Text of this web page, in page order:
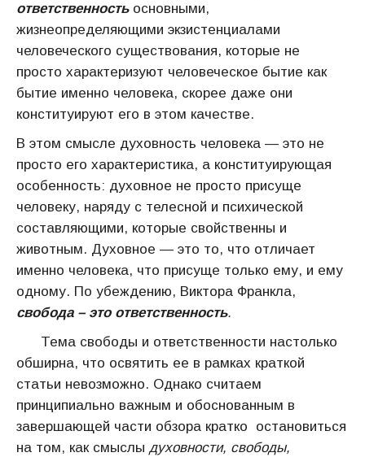
ответственностьосновными,
жизнеопределяющими экзистенциалами
человеческого существования, которые не
просто характеризуют человеческое бытие как
бытие именно человека, скорее даже они
конституируют его в этом качестве.
В этом смысле духовность человека — это не
просто его характеристика, а конституирующая
особенность: духовное не просто присуще
человеку, наряду с телесной и психической
составляющими, которые свойственны и
животным. Духовное — это то, что отличает
именно человека, что присуще только ему, и ему
одному. По убеждению, Виктора Франкла,
свобода – это ответственность.
Тема свободы и ответственности настолько
обширна, что освятить ее в рамках краткой
статьи невозможно. Однако считаем
принципиально важным и обоснованным в
завершающей части обзора кратко остановиться
на том, как смыслы духовности, свободы,